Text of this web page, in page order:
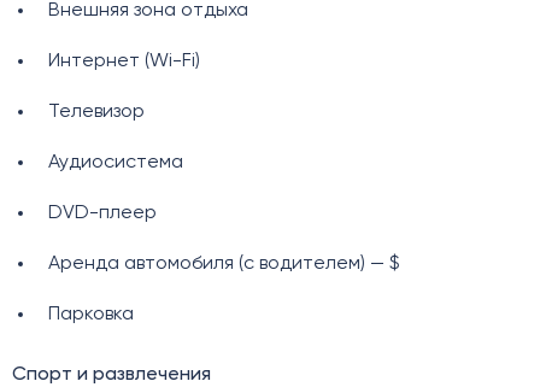
Внешняя зона отдыха
Интернет (Wi-Fi)
Телевизор
Аудиосистема
DVD-плеер
Аренда автомобиля (с водителем) — $
Парковка
Спорт и развлечения